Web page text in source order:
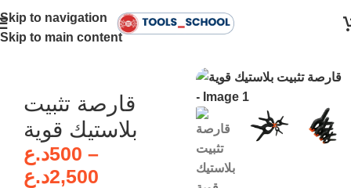
Skip to navigation
Skip to main content
Home
قارصة تثبيت
بلاستيك قوية
500د.ع
–
2,500د.ع